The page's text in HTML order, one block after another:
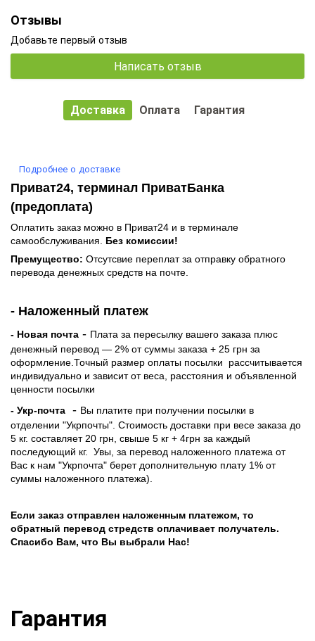
Отзывы
Добавьте первый отзыв
Написать отзыв
Доставка Оплата Гарантия
Подробнее о доставке
Приват24, терминал ПриватБанка
(предоплата)
Оплатить заказ можно в Приват24 и в терминале
самообслуживания. Без комиссии!
Премущество: Отсутсвие переплат за отправку обратного
перевода денежных средств на почте.
- Наложенный платеж
- Новая почта - Плата за пересылку вашего заказа плюс
денежный перевод — 2% от суммы заказа + 25 грн за
оформление.Точный размер оплаты посылки рассчитывается
индивидуально и зависит от веса, расстояния и объявленной
ценности посылки
- Укр-почта
- Вы платите при получении посылки в
отделении "Укрпочты". Стоимость доставки при весе заказа до
5 кг. составляет 20 грн, свыше 5 кг + 4грн за каждый
последующий кг. Увы, за перевод наложенного платежа от
Вас к нам "Укрпочта" берет дополнительную плату 1% от
суммы наложенного платежа).
Если заказ отправлен наложенным платежом, то
обратный перевод стредств оплачивает получатель.
Спасибо Вам, что Вы выбрали Нас!
Гарантия